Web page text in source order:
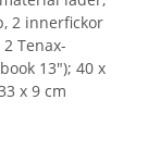
2 innerfickor
Tenax-
13"); 40 x
x 9 cm